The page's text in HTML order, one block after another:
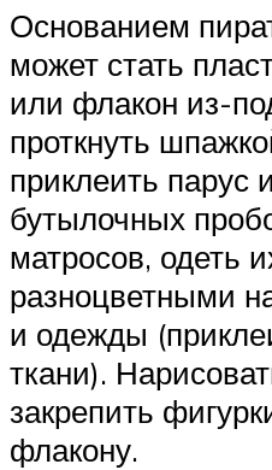
Основанием
может стать
или флакон из-
проткнуть
приклеить парус
бутылочных
матросов, одеть
разноцветными
и одежды
ткани).
закрепить
флакону.